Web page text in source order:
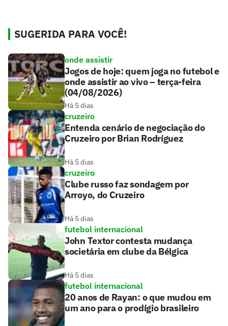
SUGERIDA PARA VOCÊ!
onde assistir
Jogos de hoje: quem joga no futebol e
onde assistir ao vivo – terça-feira
(04/08/2026)
Há 5 dias
cruzeiro
Entenda cenário de negociação do
Cruzeiro por Brian Rodríguez
Há 5 dias
cruzeiro
Clube russo faz sondagem por
Arroyo, do Cruzeiro
Há 5 dias
futebol internacional
John Textor contesta mudança
societária em clube da Bélgica
Há 5 dias
futebol internacional
20 anos de Rayan: o que mudou em
um ano para o prodígio brasileiro